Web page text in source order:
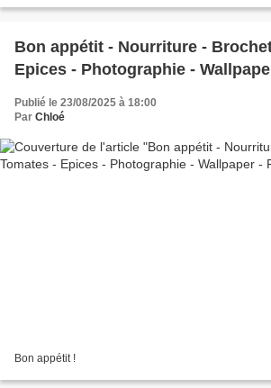
Bon appétit - Nourriture -
Epices - Photographie -
Publié le 23/08/2025 à 18:00
Par Chloé
Bon appétit !